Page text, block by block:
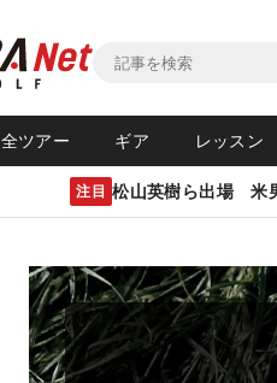
全ツアー ギア レッスン
注目 松山英樹ら出場 米